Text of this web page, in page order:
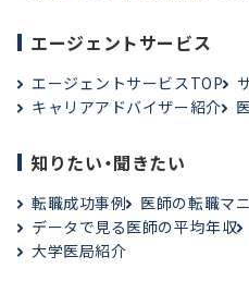
エージェントサービス
エージェントサービスTOP
キャリアアドバイザー紹介
知りたい・聞きたい
転職成功事例
医師の転職マ
データで見る医師の平均年収
大学医局紹介